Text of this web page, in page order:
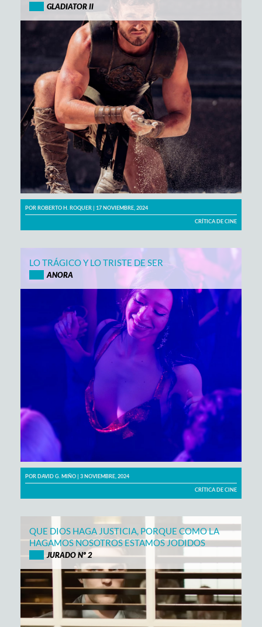
GLADIATOR II
PORROBERTO H. ROQUER | 17 NOVIEMBRE, 2024
CRÍTICA DE CINE
LO TRÁGICO Y LO TRISTE DE SER
ANORA
PORDAVID G. MIÑO | 3 NOVIEMBRE, 2024
CRÍTICA DE CINE
QUE DIOS HAGA JUSTICIA, PORQUE COMO LA
HAGAMOS NOSOTROS ESTAMOS JODIDOS
JURADO Nº 2